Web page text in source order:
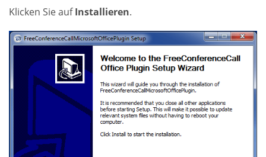
Klicken Sie aufInstallieren.